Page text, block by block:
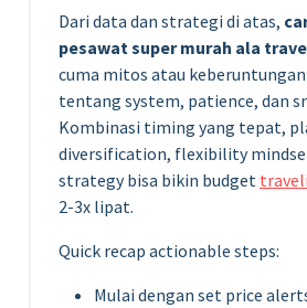
Dari data dan strategi di atas,
pesawat super murah ala
cuma mitos atau
tentang system, patience, dan
Kombinasi timing yang tepat,
diversification, flexibility
strategy bisa bikin budget
2-3x lipat.
Quick recap actionable steps:
Mulai dengan set price